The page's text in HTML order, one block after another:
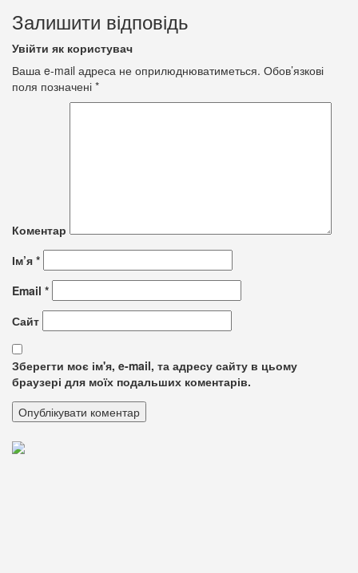
Залишити відповідь
Увійти як користувач
Ваша e-mail адреса не оприлюднюватиметься. Обов’язкові
поля позначені *
Коментар
Ім’я *
Email *
Сайт
Зберегти моє ім'я, e-mail, та адресу сайту в цьому
браузері для моїх подальших коментарів.